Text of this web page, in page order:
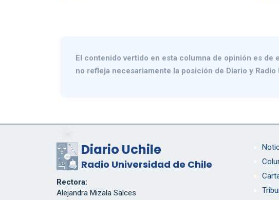
El contenido vertido en esta columna de opinión es de
no refleja necesariamente la posición de Diario y Radio
Diario Uchile
Radio Universidad de Chile
Rectora:
Alejandra Mizala Salces